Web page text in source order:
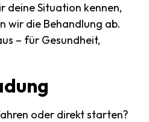
deine Situation kennen,
wir die Behandlung ab.
– für Gesundheit,
oder direkt starten?